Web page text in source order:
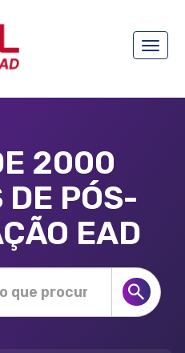
Toggle
2000
DE PÓS-
EAD